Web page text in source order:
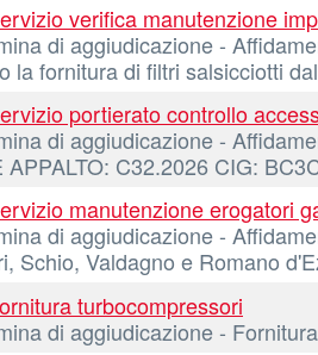
verifica manutenzione
di aggiudicazione -
la fornitura di filtri salsicciotti
portierato controllo
di aggiudicazione -
C32.2026 CIG:
manutenzione erogatori
di aggiudicazione -
Schio, Valdagno e Romano
turbocompressori
di aggiudicazione -